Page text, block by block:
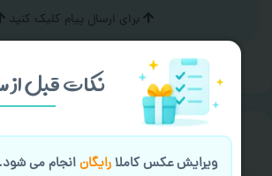
برای ارسال پیام کلیک کنید
خیالت راحت از
نکات قبل
ویرایش عکس کاملارایگانانجام می شود.